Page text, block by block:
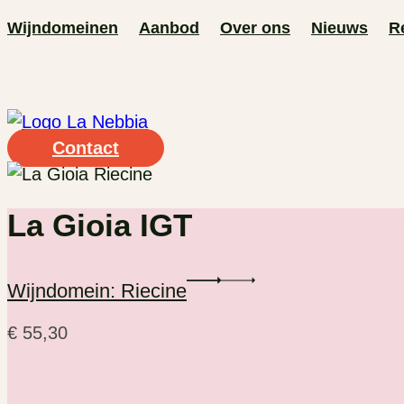
Ga
Wijndomeinen Aanbod Over ons Nieuws
Contact
La Gioia IGT
Wijndomein: Riecine
€ 55,30